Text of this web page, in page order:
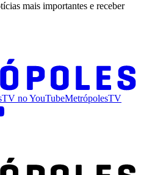
mais importantes e receber
noYouTubeMetrópolesTV